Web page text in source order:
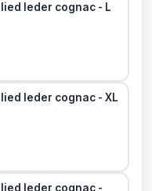
leder cognac - L
leder cognac - XL
leder cognac -